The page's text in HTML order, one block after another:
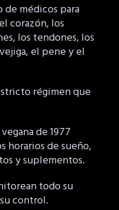
médicos para
corazón, los
los tendones, los
el pene y el
régimen que
de 1977
horarios de sueño,
y suplementos.
todo su
control.